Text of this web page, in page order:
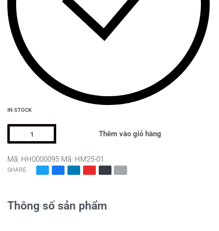
IN STOCK
GHẾ
ARMCHAIR
PORTER
Thêm vào giỏ hàng
Mã: HH0000095 Mã: HM25-01
SHARE
Thông số sản phẩm